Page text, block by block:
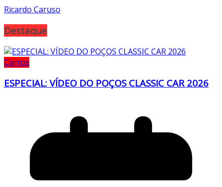
Ricardo Caruso
Destaque
Carros
ESPECIAL: VÍDEO DO POÇOS CLASSIC CAR 2026